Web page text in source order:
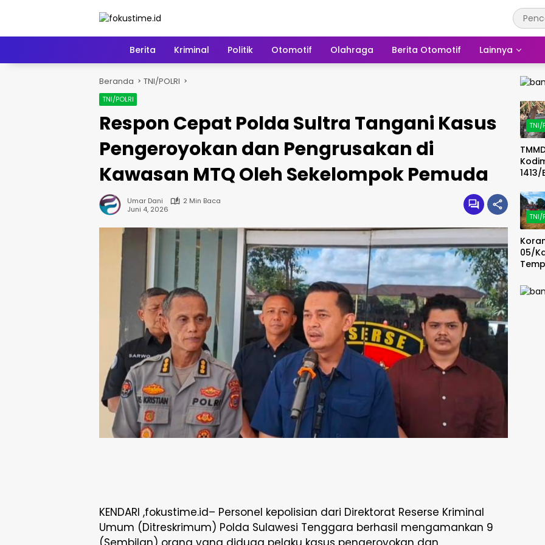
HomeBerita Kriminal Politik Otomotif Olahraga Berita Otomotif Lainnya
Beranda TNI/POLRI
TNI/POLRI
Respon Cepat Polda Sultra Tangani Kasus
Pengeroyokan dan Pengrusakan di
Kawasan MTQ Oleh Sekelompok Pemuda
Umar Dani
2 Min Baca
Juni 4, 2026
KENDARI ,fokustime.id– Personel kepolisian dari Direktorat Reserse Kriminal
Umum (Ditreskrimum) Polda Sulawesi Tenggara berhasil mengamankan 9
TNI/
n
Demi
TNI/
05/